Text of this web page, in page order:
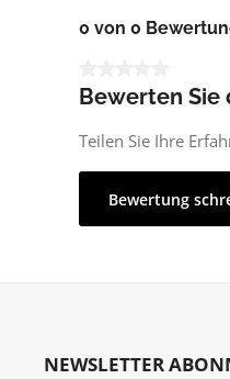
0 von 0
Bewerten Sie
Teilen Sie Ihre
Bewertung
NEWSLETTER